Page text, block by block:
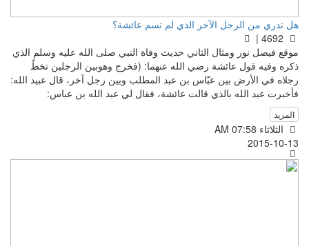
هل تدري من الرجل الآخر الذي لم تسم عائشة؟
موقع فيصل نور ومثال الثاني حديث وفاة النبي صلى الله عليه وسلم الذي
ذكره وفيه قول عائشة رضي الله عنهما: (فخرج وهوبين الرجلين تخطّ
رجلاه في الأرض بين عبّاس بن عبد المطلب وبين رجل آخر، قال عبيد الله:
فأخبرت عبد الله بالذي قالت عائشة، فقال لي عبد الله بن عباس:
المزيد
الثلاثاء AM 07:58
2015-10-13